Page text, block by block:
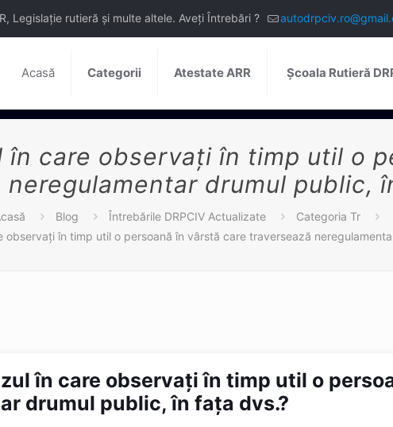
Legislație rutieră și multe altele. Aveți Întrebări ?
Acasă Categorii Atestate ARR Școala Rutieră
în care observați în timp util o
neregulamentar drumul public,
Blog Întrebările DRPCIV Actualizate
Categoria Tr
observați în timp util o persoană în vârstă care traversează
în care observați în timp util o
drumul public, în fața dvs.?